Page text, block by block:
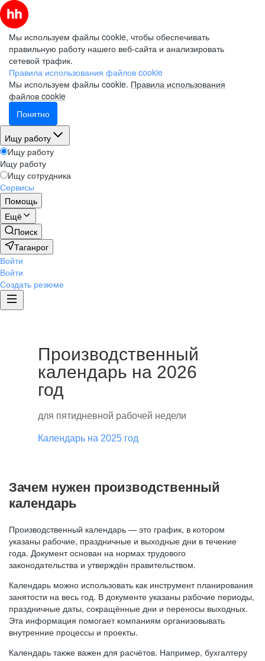
Мы используем файлы cookie, чтобы обеспечивать
правильную работу нашего веб-сайта и анализировать
сетевой трафик.
Правила использования файлов cookie
Мы используем файлы cookie. Правила использования
файлов cookie
Понятно
Ищу работу
Ищу работу
Ищу работу
Ищу сотрудника
Сервисы
Помощь
Ещё
Поиск
Таганрог
Войти
Войти
Создать резюме
Производственный
календарь на 2026
год
для пятидневной рабочей недели
Календарь на 2025 год
Зачем нужен производственный
календарь
Производственный календарь — это график, в котором
указаны рабочие, праздничные и выходные дни в течение
года. Документ основан на нормах трудового
законодательства и утверждён правительством.
Календарь можно использовать как инструмент планирования
занятости на весь год. В документе указаны рабочие периоды,
праздничные даты, сокращённые дни и переносы выходных.
Эта информация помогает компаниям организовывать
внутренние процессы и проекты.
Календарь также важен для расчётов. Например, бухгалтеру